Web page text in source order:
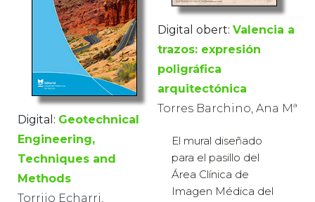
Digital: Geotechnical
Engineering,
Techniques and
Methods
Torrijo Echarri,
Digital obert: Valencia a
trazos: expresión
poligráfica
arquitectónica
Torres Barchino, Ana Mª
El mural diseñado
para el pasillo del
Área Clínica de
Imagen Médica del